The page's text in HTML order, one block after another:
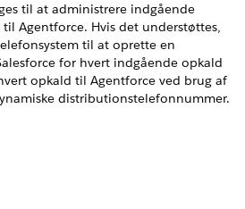
til at administrere indgående
Agentforce. Hvis det understøttes,
til at oprette en
for hvert indgående opkald
opkald til Agentforce ved brug af
distributionstelefonnummer.
Voice med SIP eller
for at administrere indgående